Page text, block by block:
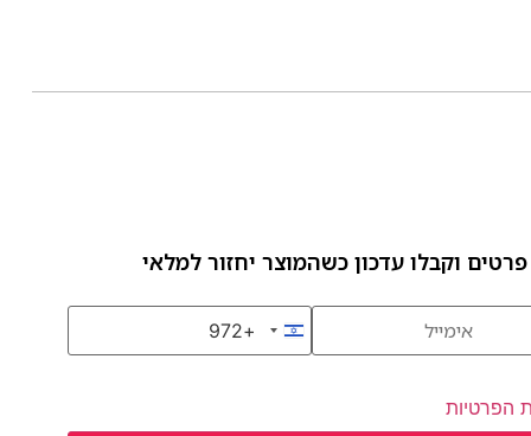
וקבלו עדכון כשהמוצר יחזור למלאי
Israel +972
+972
הפרטיות